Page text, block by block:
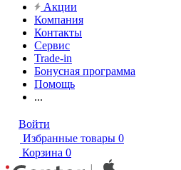
Акции
Компания
Контакты
Сервис
Trade-in
Бонусная программа
Помощь
...
Войти
Избранные товары 0
Корзина 0